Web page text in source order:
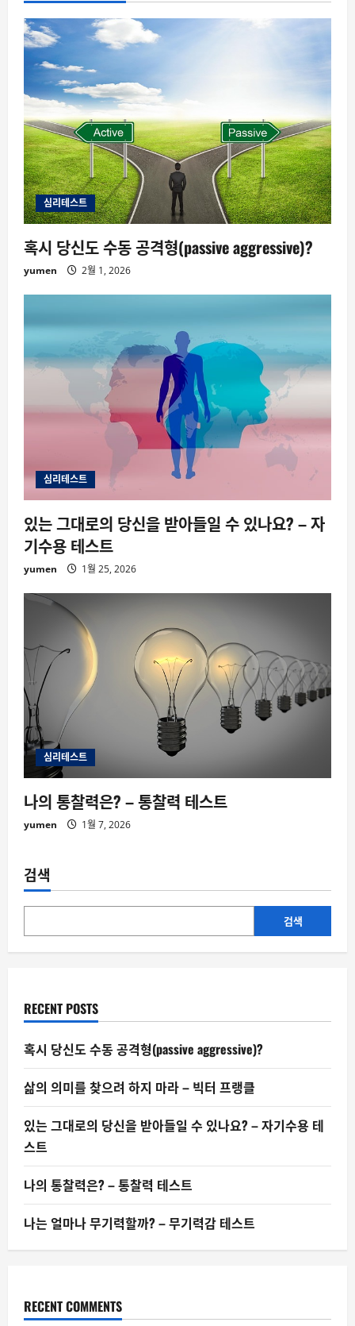
심리테스트
혹시 당신도 수동 공격형(passive aggressive)?
yumen 2월 1, 2026
심리테스트
있는 그대로의 당신을 받아들일 수 있나요? – 자
기수용 테스트
yumen 1월 25, 2026
심리테스트
나의 통찰력은? – 통찰력 테스트
yumen 1월 7, 2026
검색
검색
RECENT POSTS
혹시 당신도 수동 공격형(passive aggressive)?
삶의 의미를 찾으려 하지 마라 – 빅터 프랭클
있는 그대로의 당신을 받아들일 수 있나요? – 자기수용 테
스트
나의 통찰력은? – 통찰력 테스트
나는 얼마나 무기력할까? – 무기력감 테스트
RECENT COMMENTS